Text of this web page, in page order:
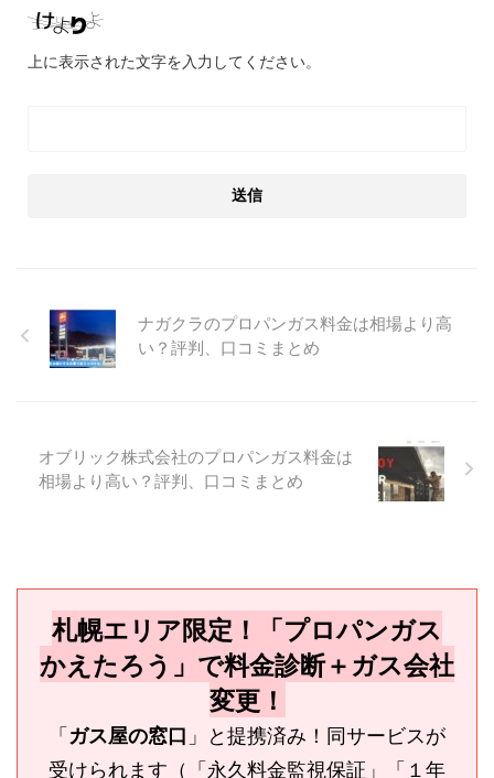
上に表示された文字を入力してください。
ナガクラのプロパンガス料金は相場より高
い？評判、口コミまとめ
オブリック株式会社のプロパンガス料金は
相場より高い？評判、口コミまとめ
札幌エリア限定！「プロパンガス
かえたろう」で料金診断＋ガス会社
変更！
「ガス屋の窓口 」と提携済み！同サービスが
受けられます（「永久料金監視保証」「１年